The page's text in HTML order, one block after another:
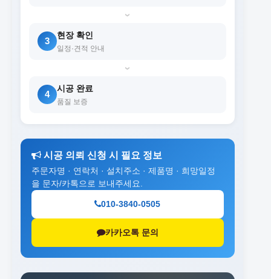
›
3
현장 확인
일정·견적 안내
›
4
시공 완료
품질 보증
시공 의뢰 신청 시 필요 정보
주문자명 · 연락처 · 설치주소 · 제품명 · 희망일정
을 문자/카톡으로 보내주세요.
010-3840-0505
카카오톡 문의